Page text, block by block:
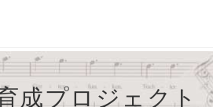
成プロジェクト